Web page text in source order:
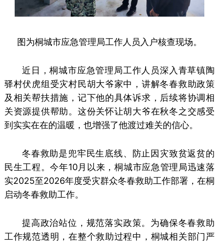
图为桐城市应急管理局工作人员入户核查现场。
近日，桐城市应急管理局工作人员深入青草镇陶
驿村伏虎组受灾村民胡大爷家中，讲解冬春救助政策
及相关帮扶措施，记下他的具体诉求，后续将协调相
关资源提供帮助。这份关怀让胡大爷在秋冬之交感受
到实实在在的温暖，也增强了他渡过难关的信心。
冬春救助是兜牢民生底线、防止因灾致贫返贫的
民生工程。今年10月以来，桐城市应急管理局迅速落
实2025至2026年度受灾群众冬春救助工作部署，在桐
启动冬春救助工作。
提高政治站位，规范落实政策。为确保冬春救助
工作规范透明，在整个救助过程中，桐城相关部门严